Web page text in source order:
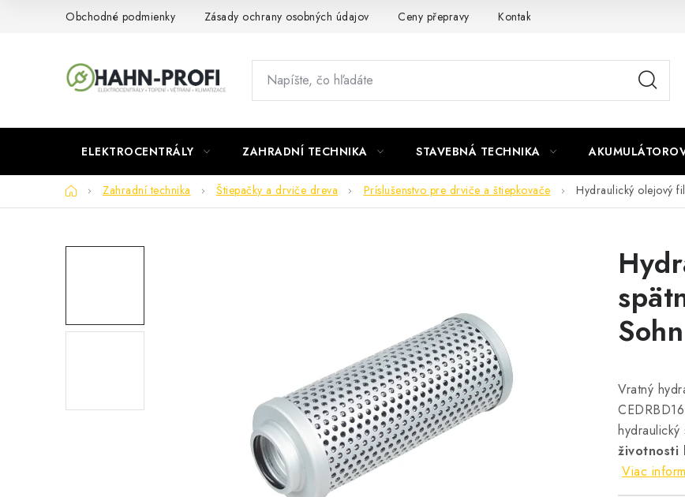
Obchodné podmienky Zásady ochrany osobných údajov Ceny přepravy Kontakty
ELEKTROCENTRÁLY ZAHRADNÍ TECHNIKA STAVEBNÁ TECHNIKA
DomovZahradní technika Štiepačky a drviče dreva Príslušenstvo pre drviče a štiepkovače Hydraulický olejový
Vratný
životnosti
Viac